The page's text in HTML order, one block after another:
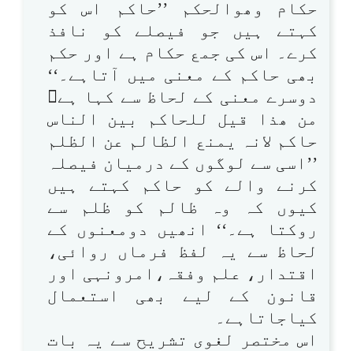
حکام وھوالحکم ’’حاکم اس کو
کہتے ہیں جو فیصلے کو نافذ
کرے۔ اس کی جمع حکام ہے اور حکم
بھی حاکم کے معنی میں آتاہے۔‘‘
دوسرے معنی کے لحاظ سے کہا ہے
من ھذا قیل للحاکم بین الناس
حاکم لانہ یمنع الظالم عن الظلم
’’اسی سے لوگوں کے درمیان فیصلہ
کرنے والے کو حاکم کہتے ہیں
کیوں کہ وہ ظالم کو ظلم سے
روکتا ہے۔‘‘ انھیں دومعنوں کے
لحاظ سے یہ لفظ فرماں روائی،
اقتدار، علم وفقہ،امرونہی اور
قانون کے لیے بھی استعمال
کیاجاتاہے۔
اس مختصر لغوی تشریح سے یہ بات